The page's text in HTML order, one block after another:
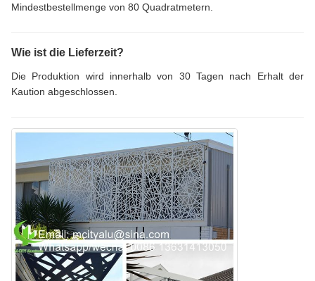
Mindestbestellmenge von 80 Quadratmetern.
Wie ist die Lieferzeit?
Die Produktion wird innerhalb von 30 Tagen nach Erhalt der
Kaution abgeschlossen.